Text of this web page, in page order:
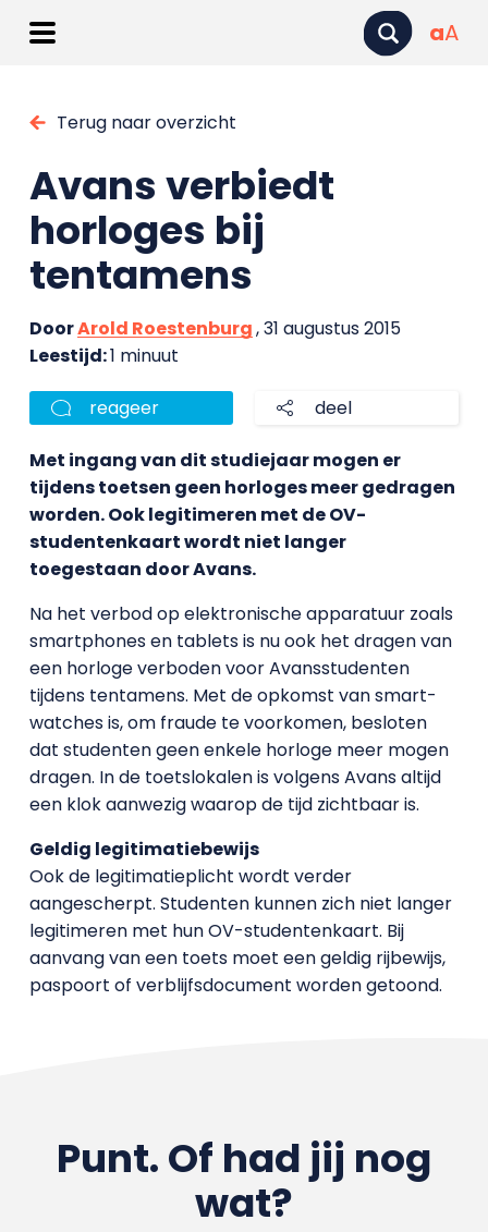
aA
Terug naar overzicht
Avans verbiedt
horloges bij
tentamens
DoorArold Roestenburg, 31 augustus 2015
Leestijd:1 minuut
reageer deel
Met ingang van dit studiejaar mogen er
tijdens toetsen geen horloges meer gedragen
worden. Ook legitimeren met de OV-
studentenkaart wordt niet langer
toegestaan door Avans.
Na het verbod op elektronische apparatuur zoals
smartphones en tablets is nu ook het dragen van
een horloge verboden voor Avansstudenten
tijdens tentamens. Met de opkomst van smart-
watches is, om fraude te voorkomen, besloten
dat studenten geen enkele horloge meer mogen
dragen. In de toetslokalen is volgens Avans altijd
een klok aanwezig waarop de tijd zichtbaar is.
Geldig legitimatiebewijs
Ook de legitimatieplicht wordt verder
aangescherpt. Studenten kunnen zich niet langer
legitimeren met hun OV-studentenkaart. Bij
aanvang van een toets moet een geldig rijbewijs,
paspoort of verblijfsdocument worden getoond.
Punt. Of had jij nog
wat?